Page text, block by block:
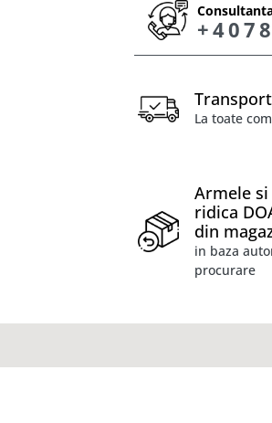
La toate
Armele
ridica
din
in baza
procurare